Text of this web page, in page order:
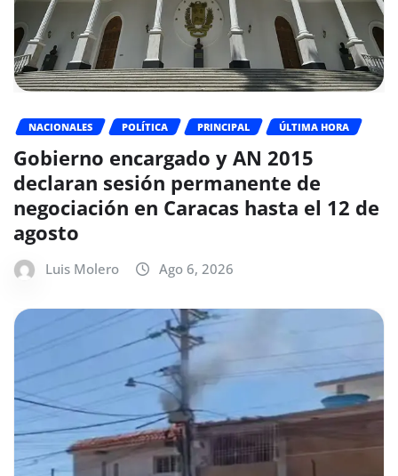
NACIONALES POLÍTICA PRINCIPAL ÚLTIMA HORA
Gobierno encargado y AN 2015
declaran sesión permanente de
negociación en Caracas hasta el 12 de
agosto
Luis Molero Ago 6, 2026